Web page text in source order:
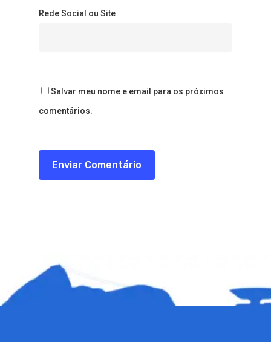
Rede Social ou Site
Salvar meu nome e email para os próximos
comentários.